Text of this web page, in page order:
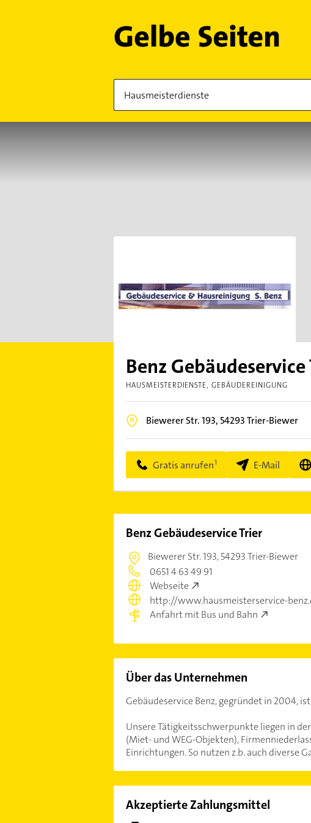
Benz Gebäudeservice
HAUSMEISTERDIENSTE GEBÄUDEREINIGUNG
Biewerer Str. 193, 54293Trier-Biewer
Gratis anrufen E-Mail
Benz Gebäudeservice Trier
Biewerer Str. 193,54293 Trier-Biewer
0651 4 63 49 91
Webseite
http://www.hausmeisterservice-
Anfahrt mit Bus und Bahn
Über das Unternehmen
Gebäudeservice Benz, gegründet in 2004,
Unsere Tätigkeitsschwerpunkte liegen in
(Miet- und WEG-Objekten),
Einrichtungen. So nutzen z.b. auch diverse
Akzeptierte Zahlungsmittel